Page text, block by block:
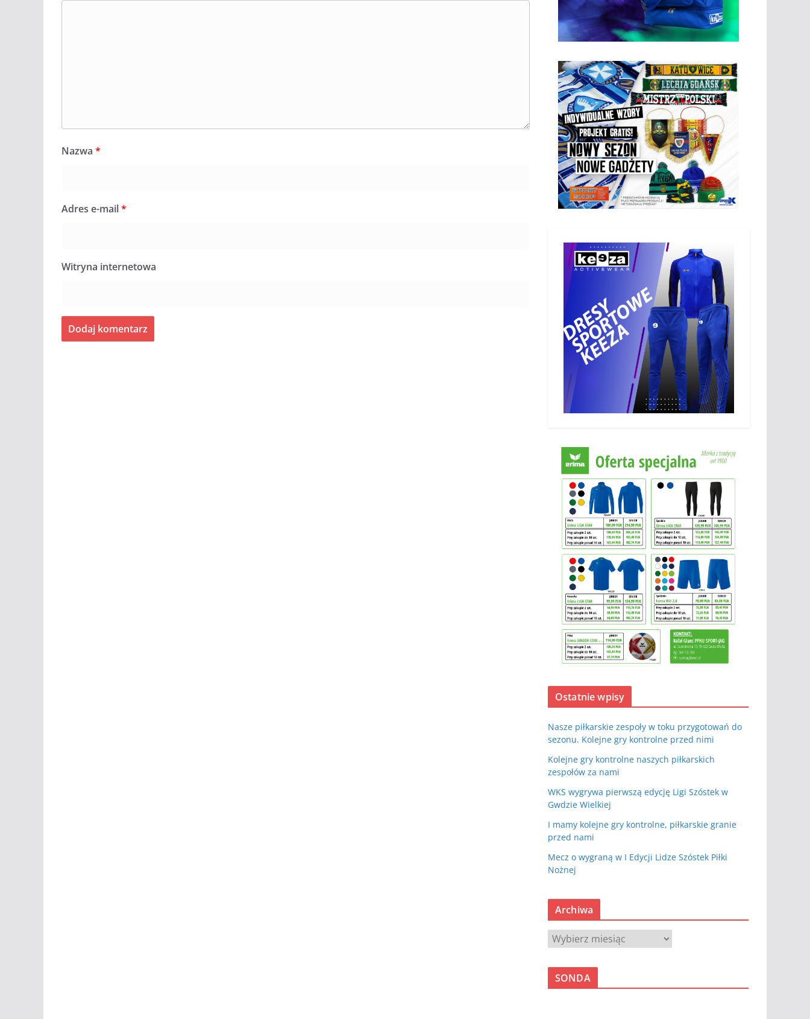
Nazwa *
Adres e-mail*
Witryna internetowa
Ostatnie wpisy
Nasze piłkarskie zespoły w toku przygotowań do
sezonu. Kolejne gry kontrolne przed nimi
Kolejne gry kontrolne naszych piłkarskich
zespołów za nami
WKS wygrywa pierwszą edycję Ligi Szóstek w
Gwdzie Wielkiej
I mamy kolejne gry kontrolne, piłkarskie granie
przed nami
Mecz o wygraną w I Edycji Lidze Szóstek Piłki
Nożnej
Archiwa
A
c
SONDA